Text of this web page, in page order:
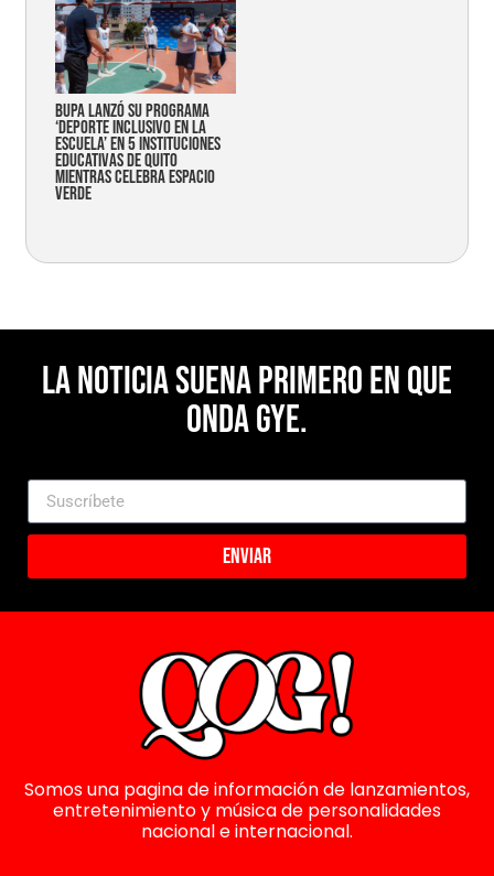
Bupa lanzó su programa
‘Deporte Inclusivo en la
Escuela’ en 5 instituciones
educativas de Quito
mientras celebra espacio
verde
La noticia suena primero en Que
Onda Gye.
Enviar
Somos una pagina de información de lanzamientos,
entretenimiento y música de personalidades
nacional e internacional.